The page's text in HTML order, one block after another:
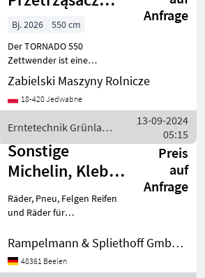
TORNADO 550 /
TORNADO 550
Heuwende
Anfrage
Bj. 2026
550 cm
Der TORNADO 550
Zettwender ist eine
Maschine mit vier Rotoren,
die für ein effizientes
Zettwenden von Stroh und
den Trocknungsprozess der
Ma
Zabielski Maszyny Rolnicze
18-420 Jedwabne
Erntetechnik Grünland
/ Talex
13-09-2024
05:15
Sonstige
Michelin, Kleber,
Conti...
Preis
auf
Anfrage
Räder, Pneu, Felgen Reifen
und Räder für
bieten eine große Auswahl
an gebrauchten Räder und
Reifen vorwiegend für
Rampelmann & Spliethoff GmbH & Co.KG
48361 Beelen